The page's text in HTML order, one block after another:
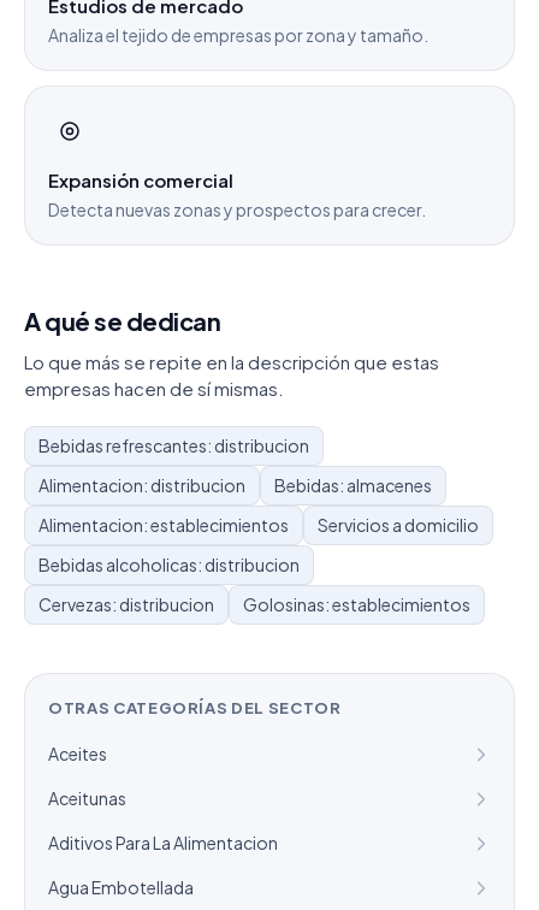
Estudios de mercado
Analiza el tejido de empresas por zona y tamaño.
Expansión comercial
Detecta nuevas zonas y prospectos para crecer.
A qué se dedican
Lo que más se repite en la descripción que estas
empresas hacen de sí mismas.
Bebidas refrescantes: distribucion
Alimentacion: distribucion
Bebidas: almacenes
Alimentacion: establecimientos
Servicios a domicilio
Bebidas alcoholicas: distribucion
Cervezas: distribucion
Golosinas: establecimientos
OTRAS CATEGORÍAS DEL SECTOR
Aceites
Aceitunas
Aditivos Para La Alimentacion
Agua Embotellada